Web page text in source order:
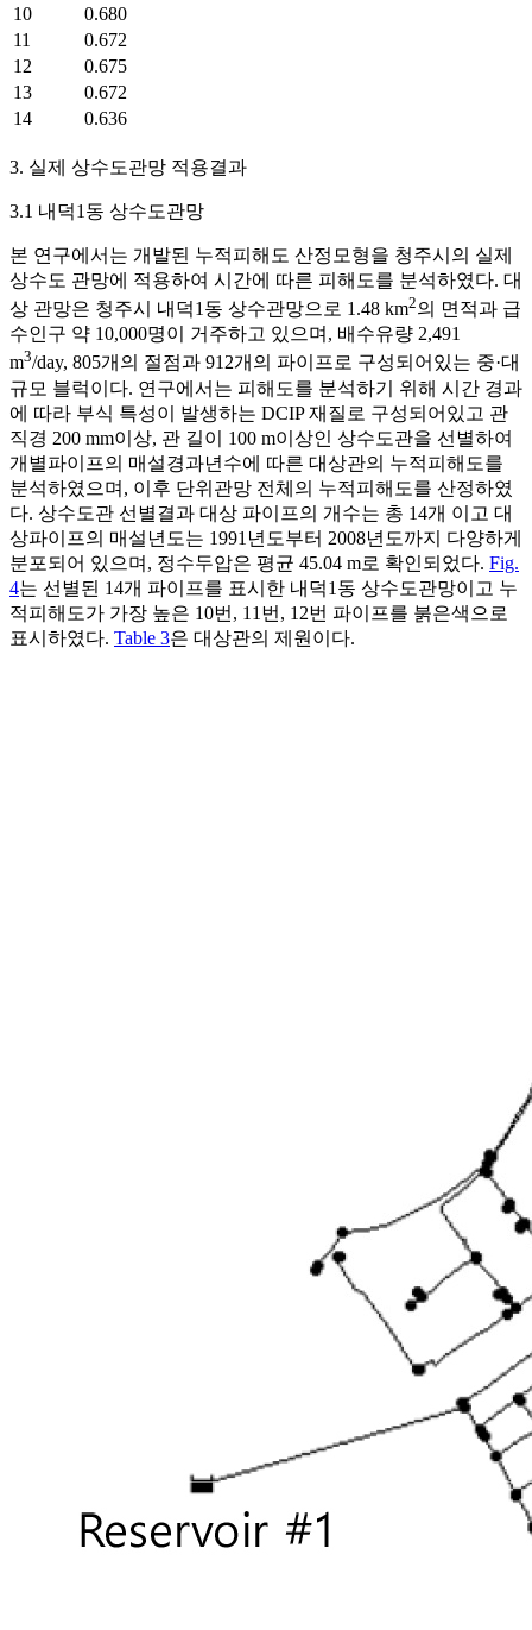
10
0.680
11
0.672
12
0.675
13
0.672
14
0.636
3. 실제 상수도관망 적용결과
3.1 내덕1동 상수도관망
본 연구에서는 개발된 누적피해도 산정모형을 청주시의 실제
상수도 관망에 적용하여 시간에 따른 피해도를 분석하였다. 대
상 관망은 청주시 내덕1동 상수관망으로 1.48 km2의 면적과 급
수인구 약 10,000명이 거주하고 있으며, 배수유량 2,491
m3/day, 805개의 절점과 912개의 파이프로 구성되어있는 중·대
규모 블럭이다. 연구에서는 피해도를 분석하기 위해 시간 경과
에 따라 부식 특성이 발생하는 DCIP 재질로 구성되어있고 관
직경 200 mm이상, 관 길이 100 m이상인 상수도관을 선별하여
개별파이프의 매설경과년수에 따른 대상관의 누적피해도를
분석하였으며, 이후 단위관망 전체의 누적피해도를 산정하였
다. 상수도관 선별결과 대상 파이프의 개수는 총 14개 이고 대
상파이프의 매설년도는 1991년도부터 2008년도까지 다양하게
분포되어 있으며, 정수두압은 평균 45.04 m로 확인되었다. Fig.
4는 선별된 14개 파이프를 표시한 내덕1동 상수도관망이고 누
적피해도가 가장 높은 10번, 11번, 12번 파이프를 붉은색으로
표시하였다. Table 3은 대상관의 제원이다.